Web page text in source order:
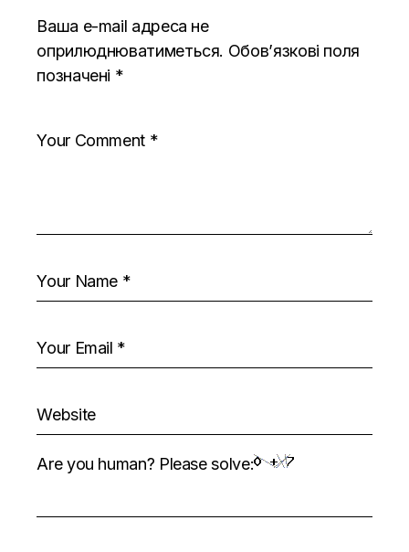
Ваша e-mail адреса не
оприлюднюватиметься. Обов’язкові поля
позначені *
Are you human? Please solve: